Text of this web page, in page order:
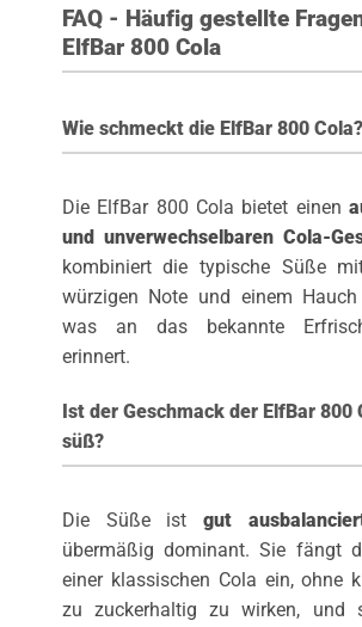
FAQ - Häufig gestellte
ElfBar 800 Cola
Wie schmeckt die ElfBar 800 Cola?
Die ElfBar 800 Cola bietet einen
und unverwechselbaren Cola-
kombiniert die typische Süße
würzigen Note und einem
was an das bekannte
erinnert.
Ist der Geschmack der ElfBar 800
süß?
Die Süße ist gut
übermäßig dominant. Sie fängt
einer klassischen Cola ein, ohne
zu zuckerhaltig zu wirken, und